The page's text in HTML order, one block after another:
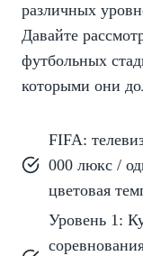
различных
Давайте
футбольных
которыми они
FIFA:
000 люкс /
цветовая
Уровень 1: